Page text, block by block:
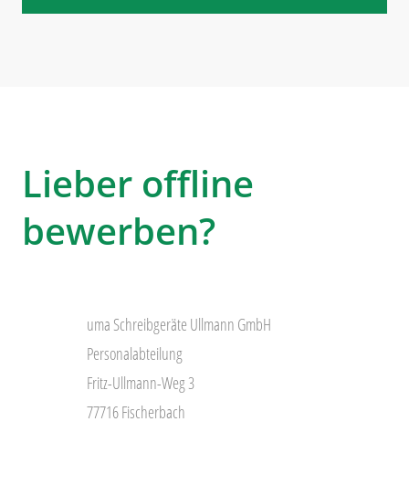
Lieber offline
bewerben?
uma Schreibgeräte Ullmann GmbH
Personalabteilung
Fritz-Ullmann-Weg 3
77716 Fischerbach